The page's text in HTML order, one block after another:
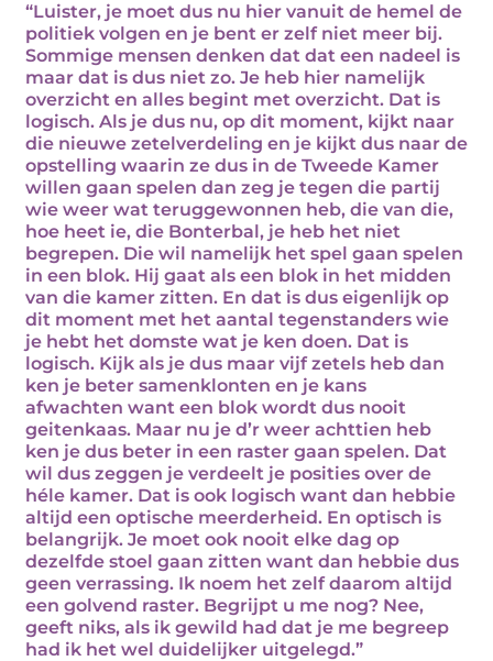
“Luister, je moet dus nu hier vanuit de hemel de
politiek volgen en je bent er zelf niet meer bij.
Sommige mensen denken dat dat een nadeel is
maar dat is dus niet zo. Je heb hier namelijk
overzicht en alles begint met overzicht. Dat is
logisch. Als je dus nu, op dit moment, kijkt naar
die nieuwe zetelverdeling en je kijkt dus naar de
opstelling waarin ze dus in de Tweede Kamer
willen gaan spelen dan zeg je tegen die partij
wie weer wat teruggewonnen heb, die van die,
hoe heet ie, die Bonterbal, je heb het niet
begrepen. Die wil namelijk het spel gaan spelen
in een blok. Hij gaat als een blok in het midden
van die kamer zitten. En dat is dus eigenlijk op
dit moment met het aantal tegenstanders wie
je hebt het domste wat je ken doen. Dat is
logisch. Kijk als je dus maar vijf zetels heb dan
ken je beter samenklonten en je kans
afwachten want een blok wordt dus nooit
geitenkaas. Maar nu je d’r weer achttien heb
ken je dus beter in een raster gaan spelen. Dat
wil dus zeggen je verdeelt je posities over de
héle kamer. Dat is ook logisch want dan hebbie
altijd een optische meerderheid. En optisch is
belangrijk. Je moet ook nooit elke dag op
dezelfde stoel gaan zitten want dan hebbie dus
geen verrassing. Ik noem het zelf daarom altijd
een golvend raster. Begrijpt u me nog? Nee,
geeft niks, als ik gewild had dat je me begreep
had ik het wel duidelijker uitgelegd.”